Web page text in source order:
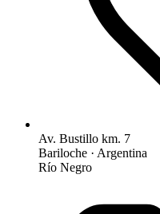
Av. Bustillo km. 7
Bariloche · Argentina
Río Negro